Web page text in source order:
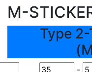
M-
Type
-